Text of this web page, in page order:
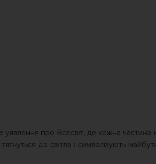
уявлення про Всесвіт, де кожна частина
до світла і символізують